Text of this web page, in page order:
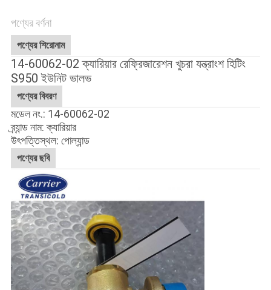
পণ্যের বর্ণনা
পণ্যের শিরোনাম
14-60062-02 ক্যারিয়ার রেফ্রিজারেশন খুচরা যন্ত্রাংশ হিটিং
S950 ইউনিট ভালভ
পণ্যের বিবরণ
মডেল নং.: 14-60062-02
ব্র্যান্ড নাম: ক্যারিয়ার
উৎপত্তিস্থল: পোল্যান্ড
পণ্যের ছবি